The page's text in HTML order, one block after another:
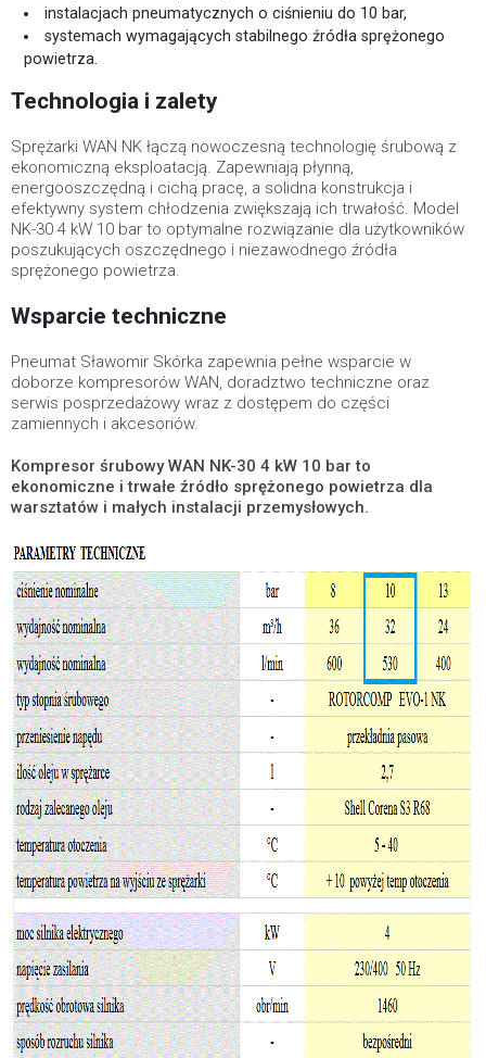
instalacjach pneumatycznych o ciśnieniu do 10 bar,
systemach wymagających stabilnego źródła sprężonego
powietrza.
Technologia i zalety
Sprężarki WAN NK łączą nowoczesną technologię śrubową z
ekonomiczną eksploatacją. Zapewniają płynną,
energooszczędną i cichą pracę, a solidna konstrukcja i
efektywny system chłodzenia zwiększają ich trwałość. Model
NK-30 4 kW 10 bar to optymalne rozwiązanie dla użytkowników
poszukujących oszczędnego i niezawodnego źródła
sprężonego powietrza.
Wsparcie techniczne
Pneumat Sławomir Skórka zapewnia pełne wsparcie w
doborze kompresorów WAN, doradztwo techniczne oraz
serwis posprzedażowy wraz z dostępem do części
zamiennych i akcesoriów.
Kompresor śrubowy WAN NK-30 4 kW 10 bar to
ekonomiczne i trwałe źródło sprężonego powietrza dla
warsztatów i małych instalacji przemysłowych.